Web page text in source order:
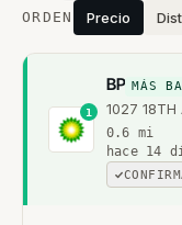
ORDEN Precio
1
BP MÁS
1027 18TH
0.6 mi
hace 14